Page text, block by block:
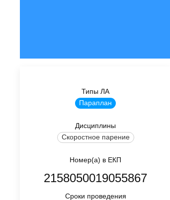
Типы ЛА
Параплан
Дисциплины
Скоростное парение
Номер(а) в ЕКП
2158050019055867
Сроки проведения